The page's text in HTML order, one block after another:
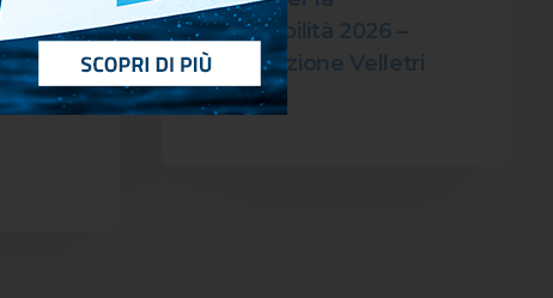
sostenibilità 2026 –
Associazione Velletri
2030